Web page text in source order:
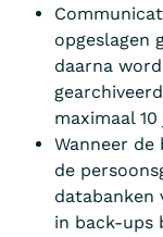
opgeslagen
daarna
maximaal 10
Wanneer
de
databanken
in back-ups